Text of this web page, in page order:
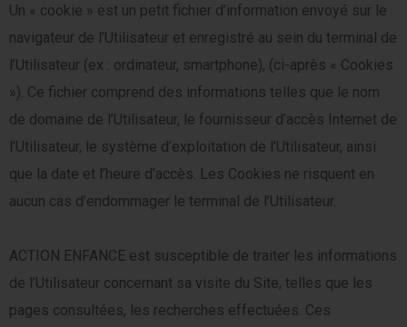
Un « cookie » est un petit fichier d’information envoyé sur le
navigateur de l’Utilisateur et enregistré au sein du terminal de
l’Utilisateur (ex : ordinateur, smartphone), (ci-après « Cookies
»). Ce fichier comprend des informations telles que le nom
de domaine de l’Utilisateur, le fournisseur d’accès Internet de
l’Utilisateur, le système d’exploitation de l’Utilisateur, ainsi
que la date et l’heure d’accès. Les Cookies ne risquent en
aucun cas d’endommager le terminal de l’Utilisateur.
ACTION ENFANCE est susceptible de traiter les informations
de l’Utilisateur concernant sa visite du Site, telles que les
pages consultées, les recherches effectuées. Ces